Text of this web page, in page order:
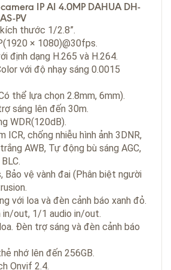
IP AI 4.0MP DAHUA DH-
PV
thước 1/2.8”.
× 1080)@30fps.
định dạng H.265 và H.264.
với độ nhạy sáng 0.0015
thể lựa chọn 2.8mm, 6mm).
sáng lên đến 30m.
WDR(120dB).
ICR, chống nhiễu hình ảnh 3DNR,
AWB, Tự động bù sáng AGC,
Bảo vệ vành đai (Phân biệt người
với loa và đèn cảnh báo xanh đỏ.
out, 1/1 audio in/out.
Đèn trợ sáng và đèn cảnh báo
nhớ lên đến 256GB.
Onvif 2.4.